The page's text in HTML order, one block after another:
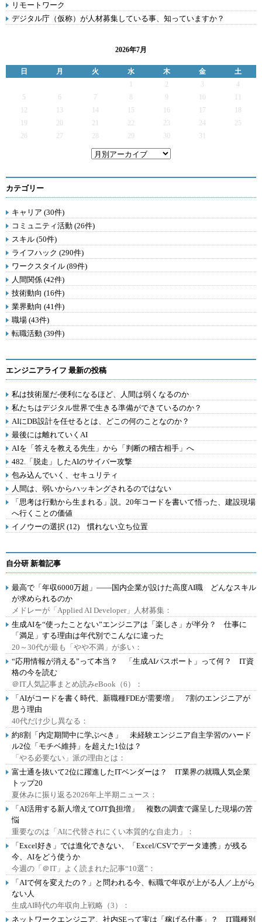
リモートワーク
デジタル庁（仮称）が人材募集している事、知っていますか？
2026年7月
日 月 火 水 木 金
土
2 3
4
5
6 7 9
12
13 14 15 16 17
19
20 21 22 23 24
25
26
27 28 29 30 31
カテゴリー
キャリア (30件)
コミュニティ活動 (26件)
スキル (50件)
ライフハック (290件)
ワークスタイル (89件)
人間関係 (42件)
技術動向 (16件)
業界動向 (41件)
職場 (43件)
転職活動 (39件)
エンジニアライフ 最新の投稿
私は技術屋だ-便利になるほど、人間は弱くなるのか
私たちはデジタル世界で生きる準備ができているのか？
AIにDB設計を任せるとは、どこの何のことなのか？
最後には離れていくAI
AIを「答えを教える先生」から「判断の稽古相手」へ
482.「脱走」したAIのサイバー攻撃
包み込んでいく、セキュリティ
人間は、弱いからハッキングされるのではない
「思考は行動から生まれる」説。20年コードを書いて悟った、建設現場
へ行くことの価値
イノウーの選択 (12) 慣れない立ち位置
自分研 新着記事
最高で「年収6000万超」――国内企業が設けた高度AI職 どんなスキル
が求められるのか
メドレーが「Applied AI Developer」人材募集：
生成AIを“使ったことない”エンジニアは「楽しさ」が半分？ 仕事に
「満足」する理由は年代別でこんなに違った
20～30代が最も「やや不満」が多い：
“応用情報が消える”って本当？ 「生成AIパスポート」って何？ IT資
格の今を読む
＠IT人気記事まとめ読みeBook（6）：
「AIがコードを書く時代、新職種FDEが需要増」 7割のエンジニアが
思う理由
40代だけ少し異なる：
約8割「内定期間中に学ぶべき」 未経験エンジニア自主学習のハード
ル2位「モチベ維持」を超えた1位は？
「やる必要ない」派の理由とは：
富士通を抜いて2位に躍進したITベンダーは？ IT業界の就職人気企業
トップ20
夏休みに振り返る2026年上半期ニュース：
「AI活用する新人増えてOJT負担増」 複数の調査で露呈した現場の苦
悩
重要なのは「AIに代替されにくい本質的な自走力」：
「Excel好き」では進化できない、「Excel/CSVでデータ連携」が残る
今、AIをどう使うか
今週の「＠IT」よく読まれた記事“10選”：
「AIで何を変えたの？」と問われる今、転職で年収が上がる人／上がら
ない人
生成AI時代の年収向上戦略（3）：
ネットワークエンジニア、社内SEって実は「稼げる仕事」？ IT職種別